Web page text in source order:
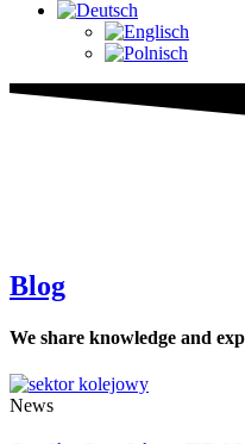
Blog
We share knowledge and
News